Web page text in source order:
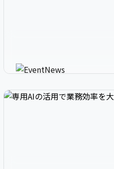
2 2 3 9